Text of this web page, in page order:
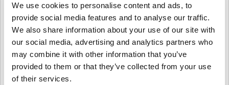
We use cookies to personalise content and ads, to
provide social media features and to analyse our traffic.
We also share information about your use of our site with
our social media, advertising and analytics partners who
may combine it with other information that you’ve
provided to them or that they’ve collected from your use
of their services.
มาก:
ะถูกจัดส่งก่อนหรือในวันวางจำหน่ายที่
ระบุไว้ในขณะที่สินค้าในสต็อกจะถูกจัดส่งทันทีเพื่อรอการ
ตรวจสอบความปลอดภัย.
การซื้อที่ถือเป็นการใช้งานเชิงพาณิชย์จะไม่ได้รับการ
ยอมรับ.
คุณกำลังซื้อผลิตภัณฑ์ดิจิทัลเท่านั้น.
เขียนความคิดเห็น 4.5/5 10 รีวิว
Eva 23-08-2025